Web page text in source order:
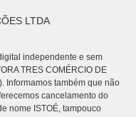
LTDA
independente e sem
TRES COMÉRCIO DE
Informamos também que não
cancelamento do
nome ISTOÉ, tampouco